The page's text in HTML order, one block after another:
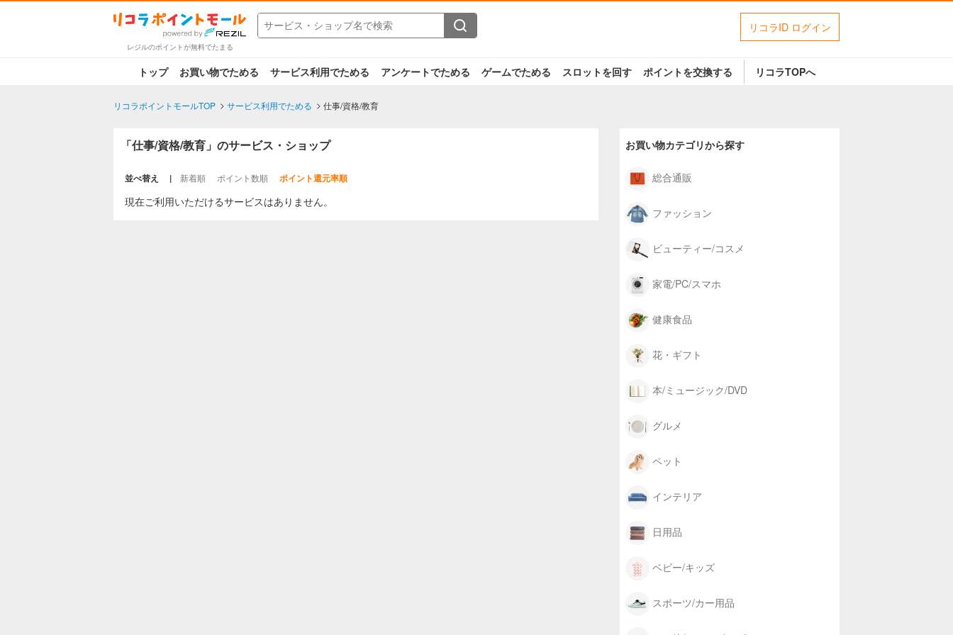
レジルのポイントが無料でたまる
リコラID ログイン
トップ お買い物でためる サービス利用でためる アンケートでためる ゲームでためる スロットを回す ポイントを交換する リコラTOPへ
リコラポイントモールTOP サービス利用でためる 仕事/資格/教育
「仕事/資格/教育」のサービス・ショップ
並べ替え 新着順 ポイント数順 ポイント還元率順
現在ご利用いただけるサービスはありません。
お買い物カテゴリから探す
総合通販
ファッション
ビューティー/コスメ
家電/PC/スマホ
健康食品
花・ギフト
本/ミュージック/DVD
グルメ
ペット
インテリア
日用品
ベビー/キッズ
スポーツ/カー用品